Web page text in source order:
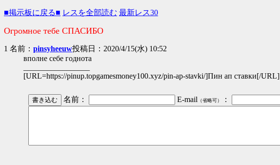
■掲示板に戻る■ レスを全部読む 最新レス30
Огромное тебе СПАСИБО
1 名前： pinsyheeuw投稿日：2020/4/15(水) 10:52
вполне себе годнота
[URL=https://pinup.topgamesmoney100.xyz/pin-ap-stavki/]Пин ап ставки[/URL]
名前： E-mail （省略可） ：